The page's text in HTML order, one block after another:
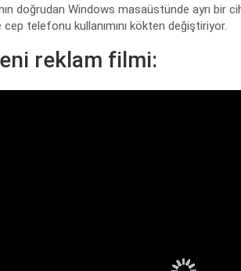
doğrudan Windows masaüstünde ayrı bir
telefonu kullanımını kökten değiştiriyor.
reklam filmi: